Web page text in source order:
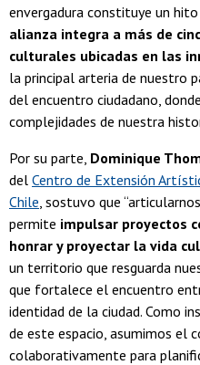
envergadura constituye un
alianza integra a más de
culturales ubicadas en las
la principal arteria de nuestro
del encuentro ciudadano,
complejidades de nuestra
Por su parte, Dominique
del Centro de Extensión
Chile , sostuvo que
permite impulsar proyectos
honrar y proyectar la vida
un territorio que resguarda
que fortalece el encuentro
identidad de la ciudad. Como
de este espacio, asumimos el
colaborativamente para